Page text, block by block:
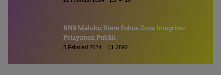
BNN Maluku Utara Fokus Zona Integritas
Pelayanan Publik
8 Februari 2024 2892